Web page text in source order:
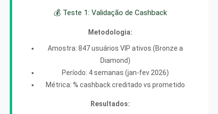
💰 Teste 1: Validação de Cashback
Metodologia:
Amostra: 847 usuários VIP ativos (Bronze a
Diamond)
Período: 4 semanas (jan-fev 2026)
Métrica: % cashback creditado vs prometido
Resultados: